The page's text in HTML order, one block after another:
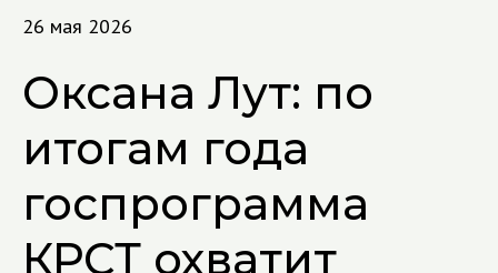
26 мая 2026
Оксана Лут: по
итогам года
госпрограмма
КРСТ охватит